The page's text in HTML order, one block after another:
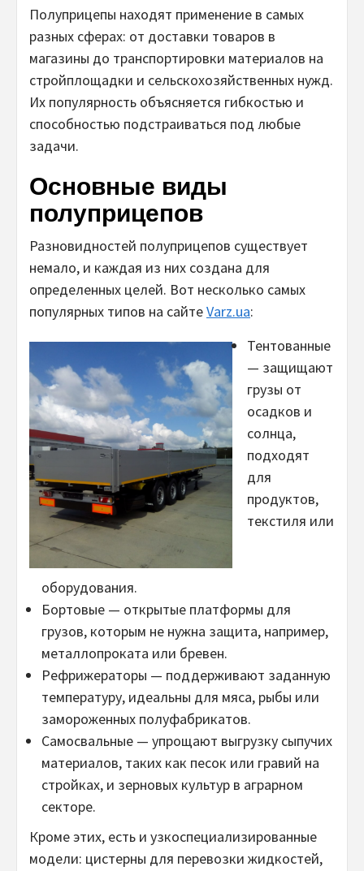
Полуприцепы находят применение в самых
разных сферах: от доставки товаров в
магазины до транспортировки материалов на
стройплощадки и сельскохозяйственных нужд.
Их популярность объясняется гибкостью и
способностью подстраиваться под любые
задачи.
Основные виды
полуприцепов
Разновидностей полуприцепов существует
немало, и каждая из них создана для
определенных целей. Вот несколько самых
популярных типов на сайтеVarz.ua:
Тентованные
— защищают
грузы от
осадков и
солнца,
подходят
для
продуктов,
текстиля или
оборудования.
Бортовые — открытые платформы для
грузов, которым не нужна защита, например,
металлопроката или бревен.
Рефрижераторы — поддерживают заданную
температуру, идеальны для мяса, рыбы или
замороженных полуфабрикатов.
Самосвальные — упрощают выгрузку сыпучих
материалов, таких как песок или гравий на
стройках, и зерновых культур в аграрном
секторе.
Кроме этих, есть и узкоспециализированные
модели: цистерны для перевозки жидкостей,